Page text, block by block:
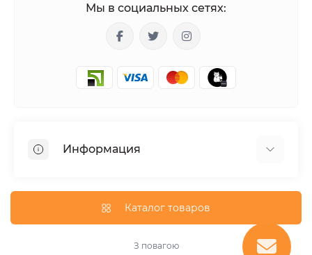
Мы в социальных сетях:
Информация
О магазине
Каталог товаров
З повагою